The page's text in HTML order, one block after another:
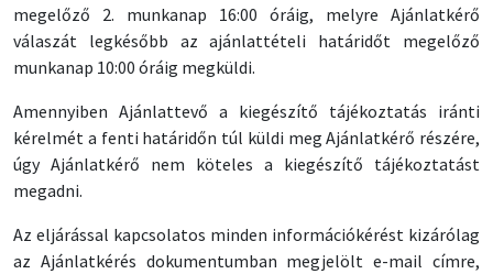
megelőző 2. munkanap 16:00 óráig, melyre Ajánlatkérő
válaszát legkésőbb az ajánlattételi határidőt megelőző
munkanap 10:00 óráig megküldi.
Amennyiben Ajánlattevő a kiegészítő tájékoztatás iránti
kérelmét a fenti határidőn túl küldi meg Ajánlatkérő részére,
úgy Ajánlatkérő nem köteles a kiegészítő tájékoztatást
megadni.
Az eljárással kapcsolatos minden információkérést kizárólag
az Ajánlatkérés dokumentumban megjelölt e-mail címre,